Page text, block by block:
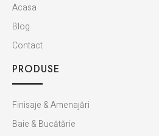
Acasa
Blog
Contact
PRODUSE
Finisaje & Amenajări
Baie & Bucătărie